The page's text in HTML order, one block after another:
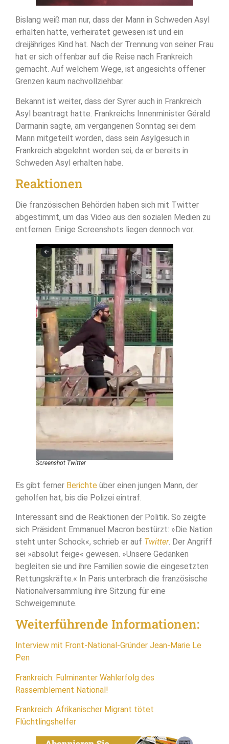
Bislang weiß man nur, dass der Mann in Schweden Asyl
erhalten hatte, verheiratet gewesen ist und ein
dreijähriges Kind hat. Nach der Trennung von seiner Frau
hat er sich offenbar auf die Reise nach Frankreich
gemacht. Auf welchem Wege, ist angesichts offener
Grenzen kaum nachvollziehbar.
Bekannt ist weiter, dass der Syrer auch in Frankreich
Asyl beantragt hatte. Frankreichs Innenminister Gérald
Darmanin sagte, am vergangenen Sonntag sei dem
Mann mitgeteilt worden, dass sein Asylgesuch in
Frankreich abgelehnt worden sei, da er bereits in
Schweden Asyl erhalten habe.
Reaktionen
Die französischen Behörden haben sich mit Twitter
abgestimmt, um das Video aus den sozialen Medien zu
entfernen. Einige Screenshots liegen dennoch vor.
Screenshot Twitter
Es gibt ferner Berichte über einen jungen Mann, der
geholfen hat, bis die Polizei eintraf.
Interessant sind die Reaktionen der Politik. So zeigte
sich Präsident Emmanuel Macron bestürzt: »Die Nation
steht unter Schock«, schrieb er auf Twitter. Der Angriff
sei »absolut feige« gewesen. »Unsere Gedanken
begleiten sie und ihre Familien sowie die eingesetzten
Rettungskräfte.« In Paris unterbrach die französische
Nationalversammlung ihre Sitzung für eine
Schweigeminute.
Weiterführende Informationen:
Interview mit Front-National-Gründer Jean-Marie Le
Pen
Frankreich: Fulminanter Wahlerfolg des
Rassemblement National!
Frankreich: Afrikanischer Migrant tötet
Flüchtlingshelfer